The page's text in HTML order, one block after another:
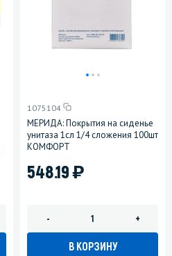
1075104
МЕРИДА: Покрытия на сиденье
унитаза 1сл 1/4 сложения 100шт
КОМФОРТ
548.19)
- +
В КОРЗИНУ